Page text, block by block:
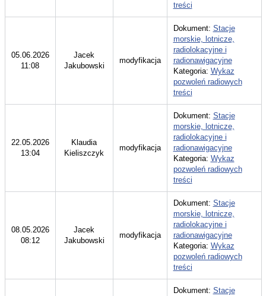
treści
05.06.2026
11:08
Jacek
Jakubowski
modyfikacja
Dokument: Stacje
morskie, lotnicze,
radiolokacyjne i
radionawigacyjne
Kategoria: Wykaz
pozwoleń radiowych
treści
22.05.2026
13:04
Klaudia
Kieliszczyk
modyfikacja
Dokument: Stacje
morskie, lotnicze,
radiolokacyjne i
radionawigacyjne
Kategoria: Wykaz
pozwoleń radiowych
treści
08.05.2026
08:12
Jacek
Jakubowski
modyfikacja
Dokument: Stacje
morskie, lotnicze,
radiolokacyjne i
radionawigacyjne
Kategoria: Wykaz
pozwoleń radiowych
treści
Dokument: Stacje